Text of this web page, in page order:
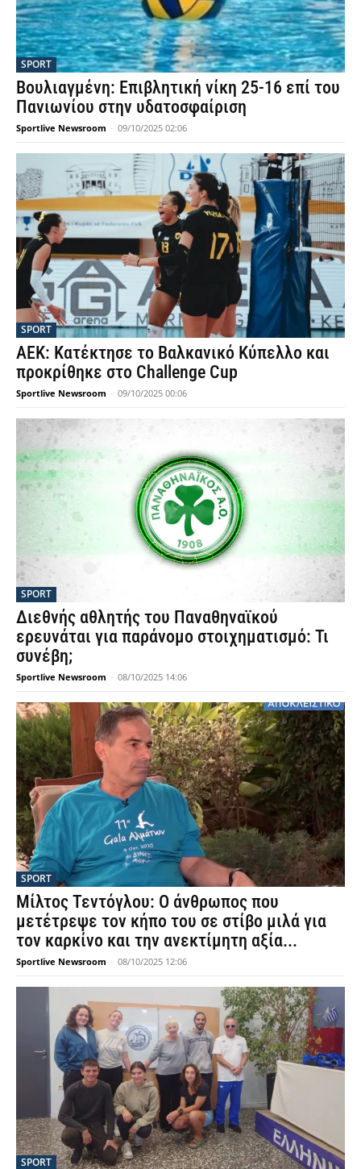
SPORT
Βουλιαγμένη: Επιβλητική νίκη 25-16 επί του
Πανιωνίου στην υδατοσφαίριση
Sportlive Newsroom - 09/10/2025 02:06
SPORT
ΑΕΚ: Κατέκτησε το Βαλκανικό Κύπελλο και
προκρίθηκε στο Challenge Cup
Sportlive Newsroom - 09/10/2025 00:06
SPORT
Διεθνής αθλητής του Παναθηναϊκού
ερευνάται για παράνομο στοιχηματισμό: Τι
συνέβη;
Sportlive Newsroom - 08/10/2025 14:06
SPORT
Μίλτος Τεντόγλου: Ο άνθρωπος που
μετέτρεψε τον κήπο του σε στίβο μιλά για
τον καρκίνο και την ανεκτίμητη αξία...
Sportlive Newsroom - 08/10/2025 12:06
SPORT